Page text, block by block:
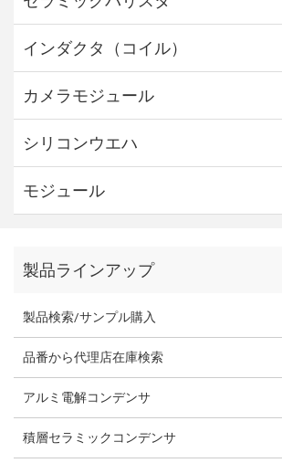
インダクタ（コイル）
カメラモジュール
シリコンウエハ
モジュール
製品ラインアップ
製品検索/サンプル購入
品番から代理店在庫検索
アルミ電解コンデンサ
積層セラミックコンデンサ